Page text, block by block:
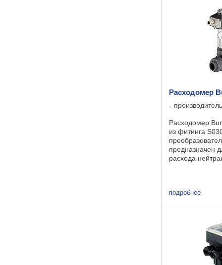
Расходомер
Расходомер
из фитинга
предназначен
расхода
продолжает
подробнее